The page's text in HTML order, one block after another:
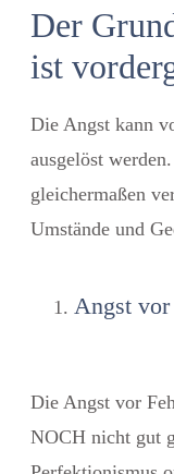
Der
ist
Die Angst kann
ausgelöst
gleichermaßen
Umstände und
Angst
Die Angst vor
NOCH nicht gut